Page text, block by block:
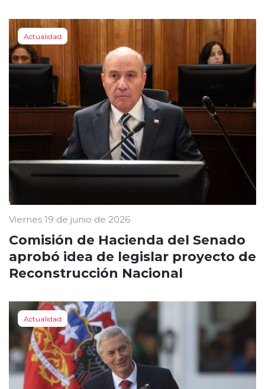
Actualidad
Viernes 19 de junio de 2026
Comisión de Hacienda del Senado
aprobó idea de legislar proyecto de
Reconstrucción Nacional
Actualidad